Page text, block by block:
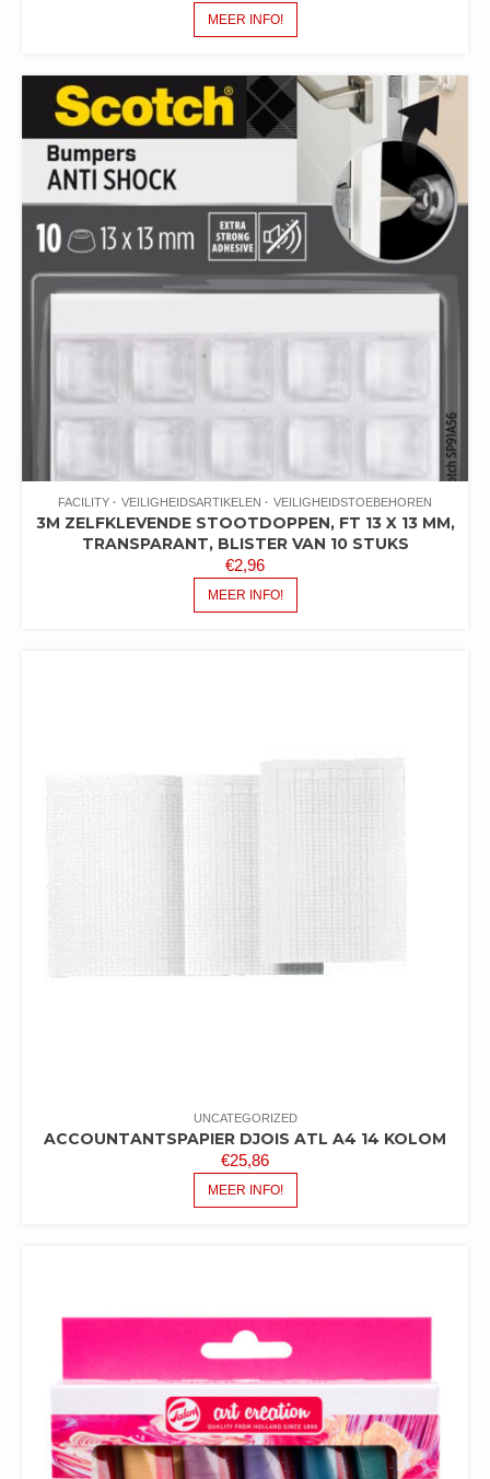
MEER INFO!
FACILITY VEILIGHEIDSARTIKELEN VEILIGHEIDSTOEBEHOREN
3M ZELFKLEVENDE STOOTDOPPEN, FT 13 X 13 MM,
TRANSPARANT, BLISTER VAN 10 STUKS
€2,96
MEER INFO!
UNCATEGORIZED
ACCOUNTANTSPAPIER DJOIS ATL A4 14 KOLOM
€25,86
MEER INFO!